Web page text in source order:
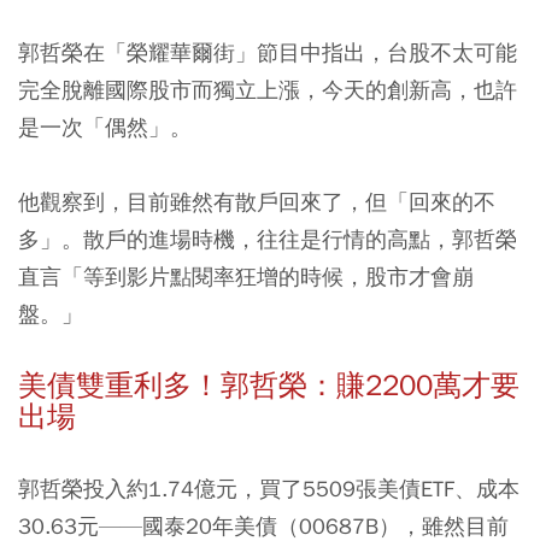
郭哲榮在「榮耀華爾街」節目中指出，台股不太可能
完全脫離國際股市而獨立上漲，今天的創新高，也許
是一次「偶然」。
他觀察到，目前雖然有散戶回來了，但「回來的不
多」。 散戶的進場時機，往往是行情的高點，郭哲榮
直言「等到影片點閱率狂增的時候，股市才會崩
盤。」
美債雙重利多！郭哲榮：賺2200萬才要
出場
郭哲榮投入約1.74億元，買了5509張美債ETF、成本
30.63元——國泰20年美債（00687B），雖然目前